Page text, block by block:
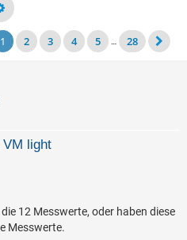
1 2 3 4 5 … 28
VM light
12 Messwerte, oder haben diese
Messwerte.